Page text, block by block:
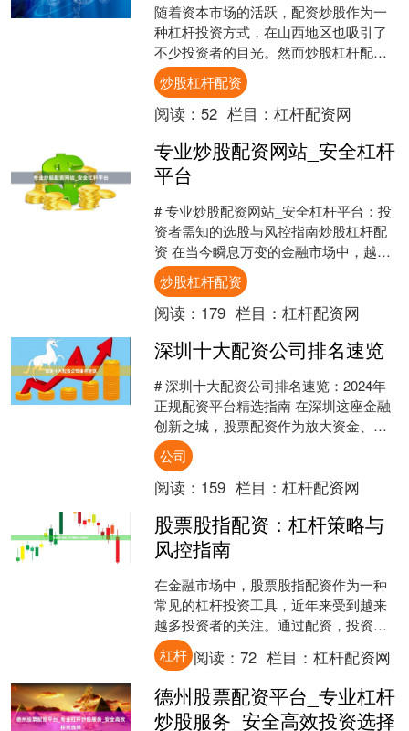
随着资本市场的活跃，配资炒股作为一
种杠杆投资方式，在山西地区也吸引了
不少投资者的目光。然而炒股杠杆配
资，高收益往往伴随着高风险。本文将
为您提供一份详尽的山西配资....
炒股杠杆配资
阅读： 52 栏目： 杠杆配资网
专业炒股配资网站_安全杠杆
平台
# 专业炒股配资网站_安全杠杆平台：投
资者需知的选股与风控指南炒股杠杆配
资 在当今瞬息万变的金融市场中，越来
越多的投资者开始关注杠杆交易带来的
收益放大效应。然而....
炒股杠杆配资
阅读： 179 栏目： 杠杆配资网
深圳十大配资公司排名速览
# 深圳十大配资公司排名速览：2024年
正规配资平台精选指南 在深圳这座金融
创新之城，股票配资作为放大资金、提
升收益的重要工具，一直备受投资者关
注。然而，面对市....
公司
阅读： 159 栏目： 杠杆配资网
股票股指配资：杠杆策略与
风控指南
在金融市场中，股票股指配资作为一种
常见的杠杆投资工具，近年来受到越来
越多投资者的关注。通过配资，投资者
可以用较少的自有资金撬动更大的投资
规模，从而放大收益。然而....
杠杆 阅读：72 栏目：杠杆配资网
德州股票配资平台_专业杠杆
炒股服务_安全高效投资选择